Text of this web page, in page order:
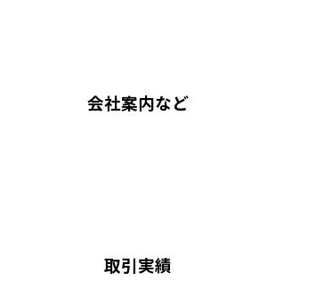
会社案内など
取引実績